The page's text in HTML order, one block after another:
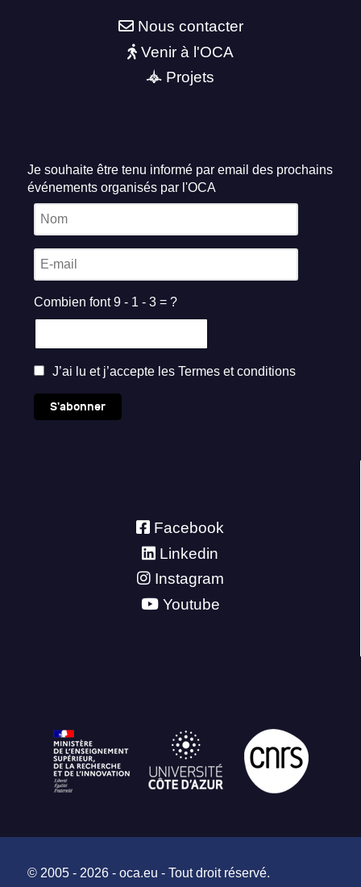
Nous contacter
Venir à l'OCA
Projets
Je souhaite être tenu informé par email des prochains
événements organisés par l'OCA
Combien font 9 - 1 - 3 = ?
J’ai lu et j’accepte les Termes et conditions
S'abonner
Facebook
Linkedin
Instagram
Youtube
© 2005 - 2026 - oca.eu - Tout droit réservé.